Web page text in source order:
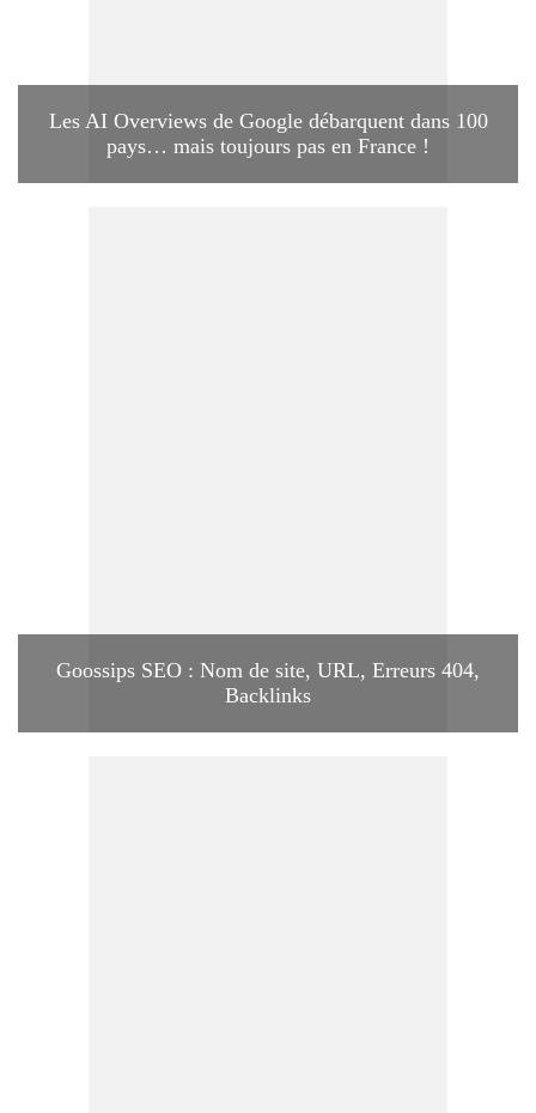
Les AI Overviews de Google débarquent dans 100
pays… mais toujours pas en France !
Goossips SEO : Nom de site, URL, Erreurs 404,
Backlinks